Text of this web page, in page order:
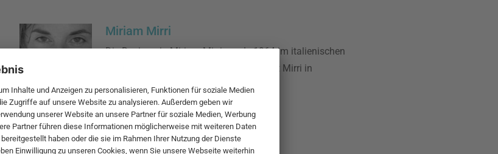
Miriam Mirri
Die Designerin Miriam Mirri wurde 1964 im italienischen
Bologna geboren. Heute lebt und arbeitet Mirri in
Mailand.